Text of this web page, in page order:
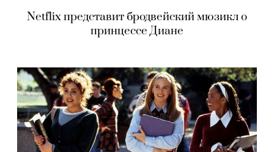
Netflix представит бродвейский мюзикл о
принцессе Диане